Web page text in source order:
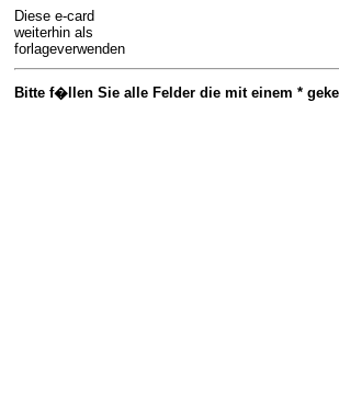
Diese e-card
weiterhin als
forlageverwenden
Bitte f�llen Sie alle Felder die mit einem *